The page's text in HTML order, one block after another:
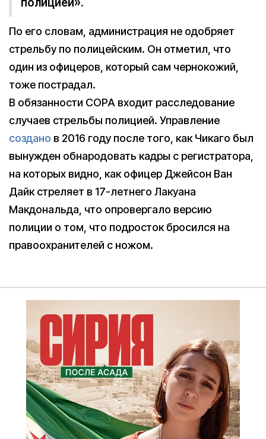
полицией».
По его словам, администрация не одобряет
стрельбу по полицейским. Он отметил, что
один из офицеров, который сам чернокожий,
тоже пострадал.
В обязанности COPA входит расследование
случаев стрельбы полицией. Управление
создано в 2016 году после того, как Чикаго был
вынужден обнародовать кадры с регистратора,
на которых видно, как офицер Джейсон Ван
Дайк стреляет в 17-летнего Лакуана
Макдональда, что опровергало версию
полиции о том, что подросток бросился на
правоохранителей с ножом.